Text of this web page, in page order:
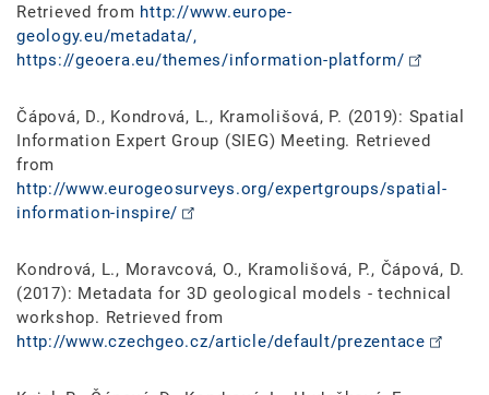
Retrieved from http://www.europe-
geology.eu/metadata/,
https://geoera.eu/themes/information-platform/
Čápová, D., Kondrová, L., Kramolišová, P. (2019): Spatial
Information Expert Group (SIEG) Meeting. Retrieved
from
http://www.eurogeosurveys.org/expertgroups/spatial-
information-inspire/
Kondrová, L., Moravcová, O., Kramolišová, P., Čápová, D.
(2017): Metadata for 3D geological models - technical
workshop. Retrieved from
http://www.czechgeo.cz/article/default/prezentace